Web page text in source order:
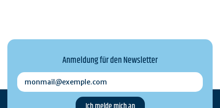
Anmeldung für den Newsletter
monmail@exemple.com